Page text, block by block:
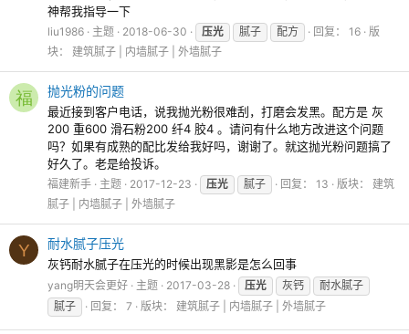
神帮我指导一下
liu1986 主题 2018-06-30 压光 腻子 配方 回复： 16 版
块： 建筑腻子 | 内墙腻子 | 外墙腻子
福 抛光粉的问题
最近接到客户电话，说我抛光粉很难刮，打磨会发黑。配方是 灰
200 重600 滑石粉200 纤4 胶4 。请问有什么地方改进这个问题
吗？如果有成熟的配比发给我好吗，谢谢了。就这抛光粉问题搞了
好久了。老是给投诉。
福建新手 主题 2017-12-23 压光 腻子 回复： 13 版块： 建筑
腻子 | 内墙腻子 | 外墙腻子
Y 耐水腻子压光
灰钙耐水腻子在压光的时候出现黑影是怎么回事
yang明天会更好 主题 2017-03-28 压光 灰钙
耐水腻子
腻子
回复： 7 版块： 建筑腻子 | 内墙腻子 | 外墙腻子